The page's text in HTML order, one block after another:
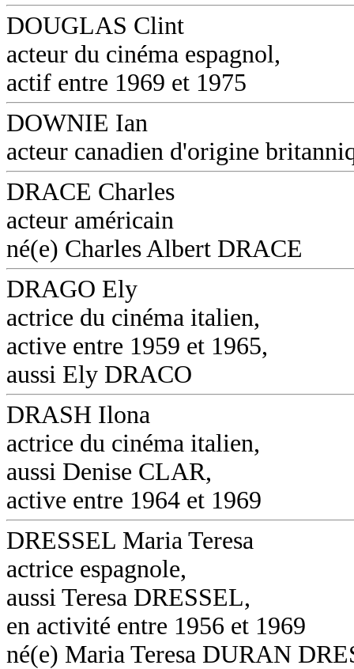
DOUGLAS Clint
acteur du cinéma espagnol,
actif entre 1969 et 1975
DOWNIE Ian
acteur canadien d'origine
DRACE Charles
acteur américain
né(e) Charles Albert DRACE
DRAGO Ely
actrice du cinéma italien,
active entre 1959 et 1965,
aussi Ely DRACO
DRASH Ilona
actrice du cinéma italien,
aussi Denise CLAR,
active entre 1964 et 1969
DRESSEL Maria Teresa
actrice espagnole,
aussi Teresa DRESSEL,
en activité entre 1956 et 1969
né(e) Maria Teresa DURAN